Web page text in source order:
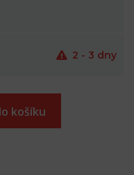
2 - 3 dny
košíku